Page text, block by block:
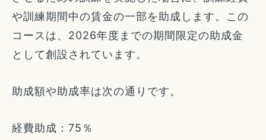
や訓練期間中の賃金の一部を助成します。この
コースは、2026年度までの期間限定の助成金
として創設されています。
助成額や助成率は次の通りです。
経費助成：75％